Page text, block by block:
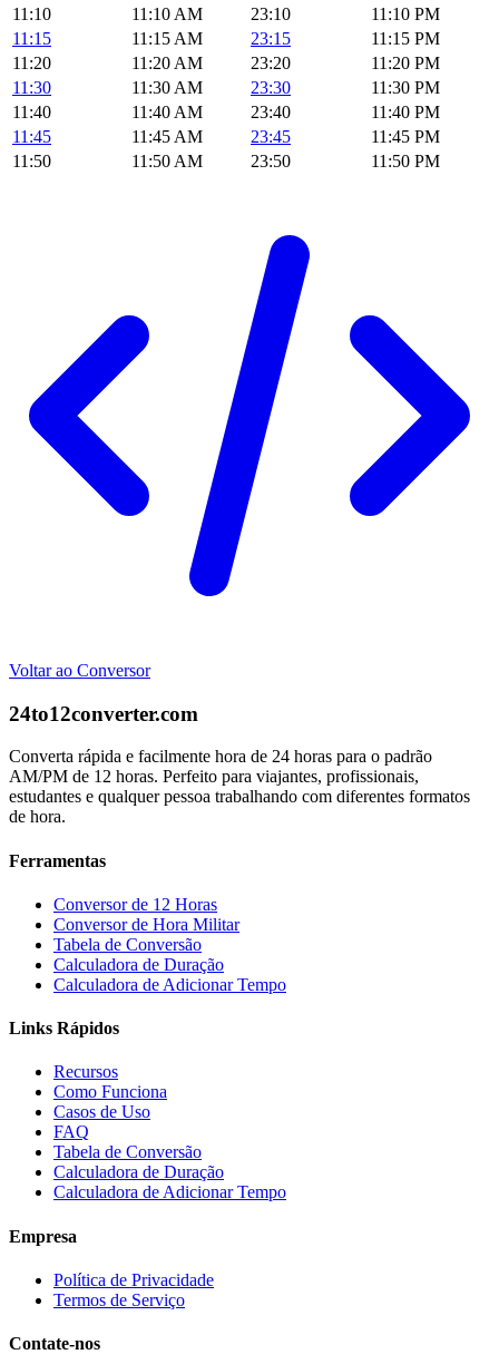
11:10
11:10 AM 23:10
11:10 PM
11:15
11:15 AM 23:15
11:15 PM
11:20
11:20 AM 23:20
11:20 PM
11:30
11:30 AM 23:30
11:30 PM
11:40
11:40 AM 23:40
11:40 PM
11:45
11:45 AM 23:45
11:45 PM
11:50
11:50 AM 23:50 11:50 PM
Voltar ao Conversor
24to12converter.com
Converta rápida e facilmente hora de 24 horas para o padrão
AM/PM de 12 horas. Perfeito para viajantes, profissionais,
estudantes e qualquer pessoa trabalhando com diferentes formatos
de hora.
Ferramentas
Conversor de 12 Horas
Conversor de Hora Militar
Tabela de Conversão
Calculadora de Duração
Calculadora de Adicionar Tempo
Links Rápidos
Recursos
Como Funciona
Casos de Uso
FAQ
Tabela de Conversão
Calculadora de Duração
Calculadora de Adicionar Tempo
Empresa
Política de Privacidade
Termos de Serviço
Contate-nos